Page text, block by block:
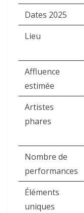
Dates 2025
Lieu
Affluence
estimée
Artistes
phares
Nombre de
performances
Éléments
uniques